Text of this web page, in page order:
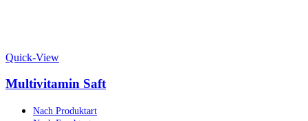
Quick-View
Multivitamin Saft
Nach Produktart